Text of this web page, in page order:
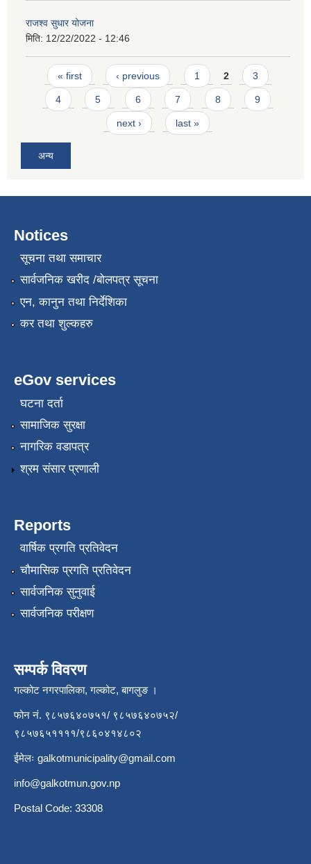
राजश्व सुधार योजना
मिति: 12/22/2022 - 12:46
Pages
« first ‹ previous 1 2 3
4 5 6 7 8 9
next › last »
अन्य
Notices
सूचना तथा समाचार
सार्वजनिक खरीद /बोलपत्र सूचना
एन, कानुन तथा निर्देशिका
कर तथा शुल्कहरु
eGov services
घटना दर्ता
सामाजिक सुरक्षा
नागरिक वडापत्र
श्रम संसार प्रणाली
Reports
वार्षिक प्रगति प्रतिवेदन
चौमासिक प्रगति प्रतिवेदन
सार्वजनिक सुनुवाई
सार्वजनिक परीक्षण
सम्पर्क विवरण
गल्कोट नगरपालिका, गल्कोट, बागलुङ ।
फोन नं. ९८५७६४०७५१/ ९८५७६४०७५२/
९८५७६५११११/९८६०४१४८०२
ईमेलः galkotmunicipality@gmail.com
info@galkotmun.gov.np
Postal Code: 33308